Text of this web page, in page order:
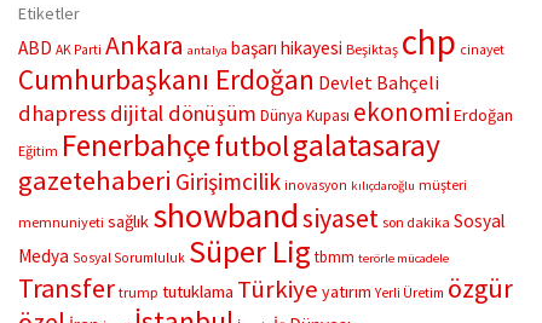
buluşturdu. Yoğun katılımla gerçekleşen gece, müzikal çeşitlilik
ve...
Etiketler
ABD AK Parti Ankara antalya başarı hikayesi Beşiktaş chp cinayet
Cumhurbaşkanı Erdoğan Devlet Bahçeli
dhapress dijital dönüşüm Dünya Kupası ekonomi Erdoğan
Eğitim Fenerbahçefutbolgalatasaray
gazetehaberi Girişimcilik inovasyon kılıçdaroğlu müşteri
memnuniyeti sağlık showbandsiyaset son dakika Sosyal
Medya Sosyal Sorumluluk Süper Lig tbmm terörle mücadele
Transfer trump tutuklama Türkiye yatırım Yerli Üretim özgür